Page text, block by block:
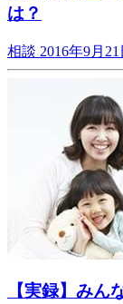
は？
相談 2016年9月21
【実録】みん